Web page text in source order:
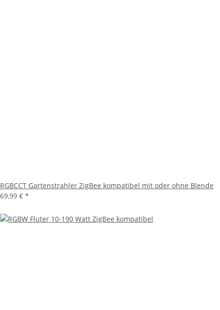
RGBCCT Gartenstrahler ZigBee kompatibel mit oder ohne Blende
69,99 € *